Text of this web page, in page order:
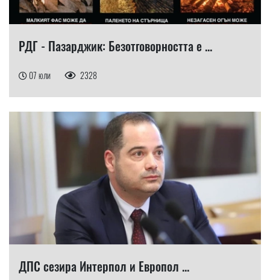
РДГ - Пазарджик: Безотговорността е ...
07 юли 2328
ДПС сезира Интерпол и Европол ...